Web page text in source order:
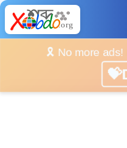
🎗️ No more ads!